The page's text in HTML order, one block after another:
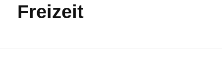
Freizeit